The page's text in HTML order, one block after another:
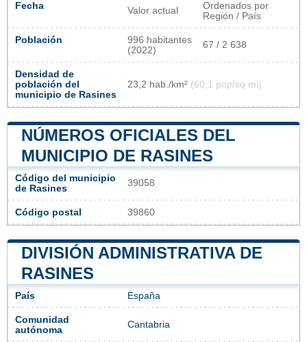
Fecha Valor actual
Ordenados por
Región / País
Población
996 habitantes
(2022)
67 / 2 638
Densidad de
población del
municipio de Rasines
23,2 hab./km² (60,1 pop/sq mi)
NÚMEROS OFICIALES DEL
MUNICIPIO DE RASINES
Código del municipio
de Rasines
39058
Código postal 39860
DIVISIÓN ADMINISTRATIVA DE
RASINES
País España
Comunidad
autónoma
Cantabria